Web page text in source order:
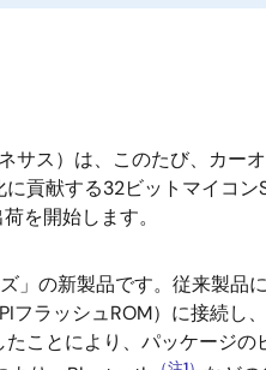
ス）は、このたび、カー
貢献する32ビットマイコン
を開始します。
」の新製品です。従来製品
フラッシュROM）に接続し
ことにより、パッケージの